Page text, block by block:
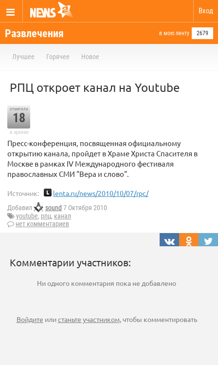
Вход
Развлечения в мою ленту 2679
Лучшее Горячее Новое
РПЦ откроет канал на Youtube
отметили
18
в архиве
Пресс-конференция, посвященная официальному
открытию канала, пройдет в Храме Христа Спасителя в
Москве в рамках IV Международного фестиваля
православных СМИ "Вера и слово".
Источник: lenta.ru/news/2010/10/07/rpc/
Добавил sound 7 Октября 2010
youtube, рпц, канал
нет комментариев
Комментарии участников:
Ни одного комментария пока не добавлено
Войдите илистаньте участником, чтобы комментировать